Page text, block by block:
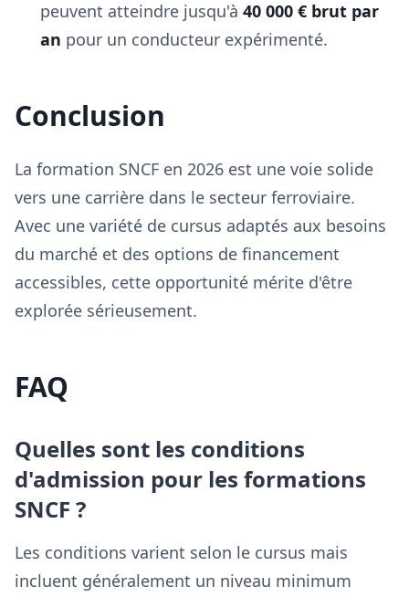
peuvent atteindre jusqu'à 40 000 € brut par
an pour un conducteur expérimenté.
Conclusion
La formation SNCF en 2026 est une voie solide
vers une carrière dans le secteur ferroviaire.
Avec une variété de cursus adaptés aux besoins
du marché et des options de financement
accessibles, cette opportunité mérite d'être
explorée sérieusement.
FAQ
Quelles sont les conditions
d'admission pour les formations
SNCF ?
Les conditions varient selon le cursus mais
incluent généralement un niveau minimum